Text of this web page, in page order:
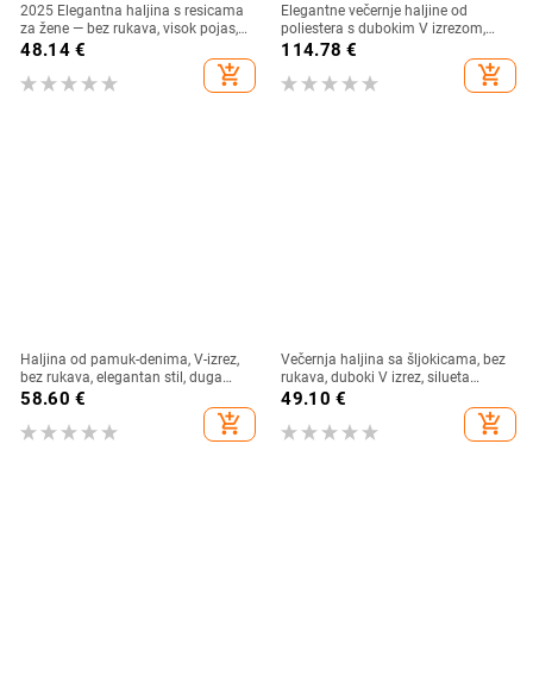
2025 Elegantna haljina s resicama
za žene — bez rukava, visok pojas,
tanke naramenice, duboki V izrez,
48.14€
add_shopping_cart
Elegantne večernje haljine od
poliestera s dubokim V izrezom,
visokim pasom, dugim rukavima i
114.78 €
add_shopping_cart
Haljina od pamuk-denima, V-izrez,
bez rukava, elegantan stil, duga
haljina, struk na sredini, 50–70%
58.60 €
add_shopping_cart
Večernja haljina sa šljokicama, bez
rukava, duboki V izrez, silueta
sirene, poliester tkanina
49.10 €
add_shopping_cart